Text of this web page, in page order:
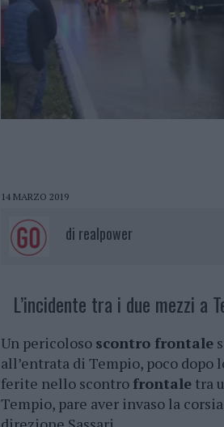
14 MARZO 2019
di realpower
L’incidente tra i due mezzi a
Un pericoloso scontro frontale
all’entrata di Tempio, poco dopo
ferite nello scontro frontale tra
Tempio, pare aver invaso la